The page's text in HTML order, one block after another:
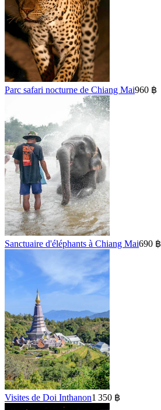
Parc safari nocturne de Chiang Mai960 ฿
Sanctuaire d'éléphants à Chiang Mai690 ฿
Visites de Doi Inthanon1 350 ฿